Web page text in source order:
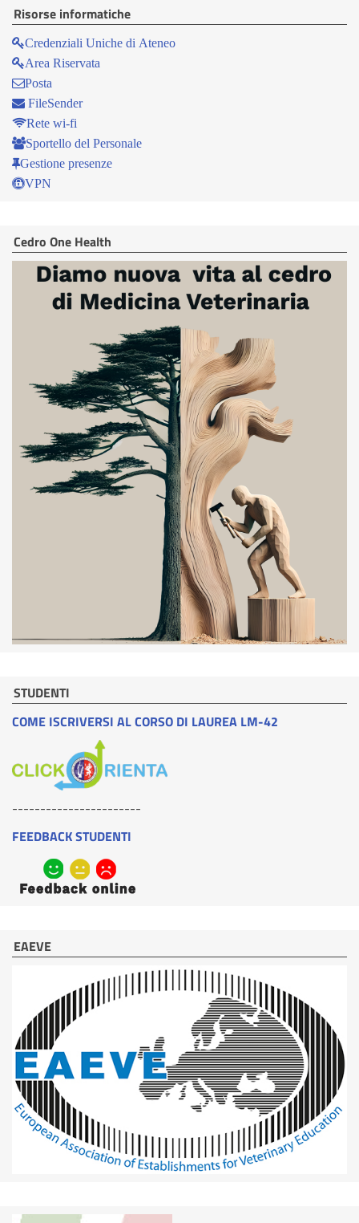
Risorse informatiche
Credenziali Uniche di Ateneo
Area Riservata
Posta
FileSender
Rete wi-fi
Sportello del Personale
Gestione presenze
VPN
Cedro One Health
STUDENTI
COME ISCRIVERSI AL CORSO DI LAUREA LM-42
-----------------------
FEEDBACK STUDENTI
EAEVE